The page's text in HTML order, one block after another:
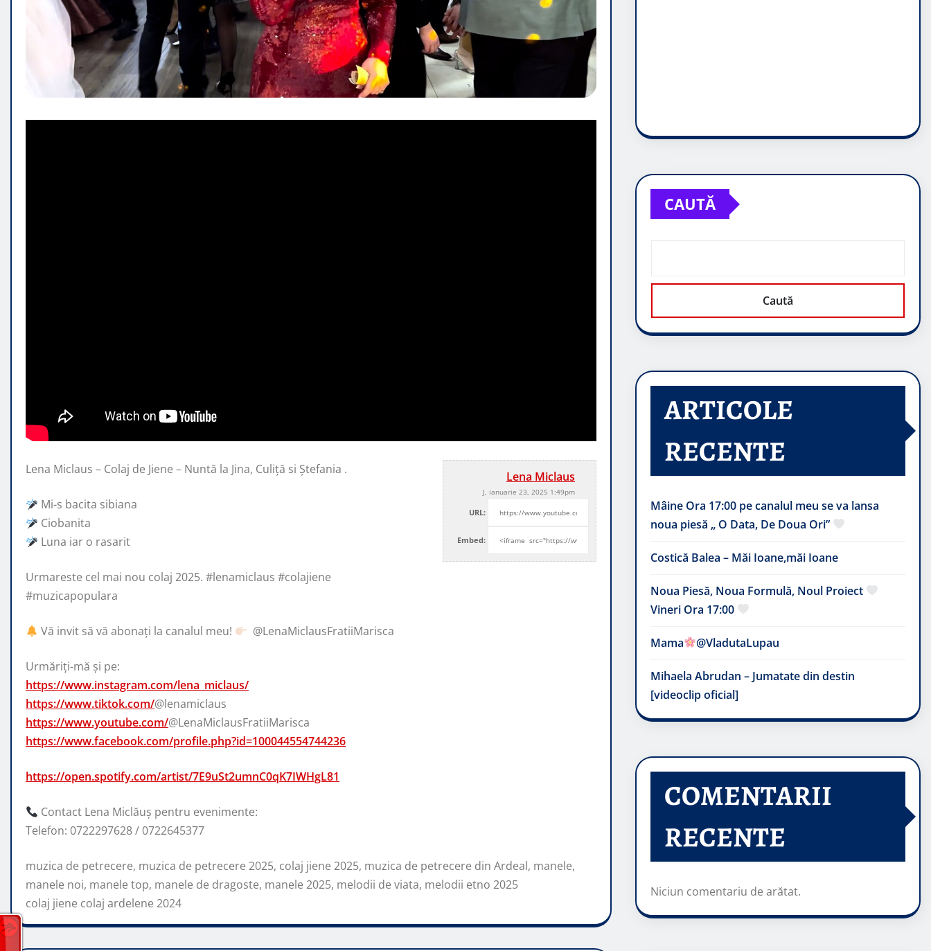
Lena Miclaus
J, ianuarie 23, 2025 1:49pm
URL:
Embed:
Lena Miclaus – Colaj de Jiene – Nuntă la Jina, Culiță si Ștefania .
Mi-s bacita sibiana
Ciobanita
Luna iar o rasarit
Urmareste cel mai nou colaj 2025. #lenamiclaus #colajiene
#muzicapopulara
Vă invit să vă abonați la canalul meu! ​⁠ @LenaMiclausFratiiMarisca
Urmăriți-mă și pe:
https://www.instagram.com/lena_miclaus/
https://www.tiktok.com/@lenamiclaus
https://www.youtube.com/@LenaMiclausFratiiMarisca
https://www.facebook.com/profile.php?id=100044554744236
https://open.spotify.com/artist/7E9uSt2umnC0qK7IWHgL81
Contact Lena Miclăuș pentru evenimente:
Telefon: 0722297628 / 0722645377
muzica de petrecere, muzica de petrecere 2025, colaj jiene 2025, muzica de petrecere din Ardeal, manele,
manele noi, manele top, manele de dragoste, manele 2025, melodii de viata, melodii etno 2025
colaj jiene colaj ardelene 2024
CAUTĂ
Caută
ARTICOLE
RECENTE
Mâine Ora 17:00 pe canalul meu se va lansa
noua piesă „ O Data, De Doua Ori”
Costică Balea – Măi Ioane,măi Ioane
Noua Piesă, Noua Formulă, Noul Proiect
Vineri Ora 17:00
Mama @VladutaLupau
Mihaela Abrudan – Jumatate din destin
[videoclip oficial]
COMENTARII
RECENTE
Niciun comentariu de arătat.